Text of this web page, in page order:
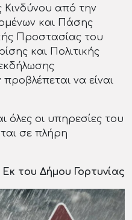
Κινδύνου από την
και Πάσης
Προστασίας του
και Πολιτικής
να είναι
όλες οι υπηρεσίες του
σε πλήρη
Εκ του Δήμου Γορτυνίας